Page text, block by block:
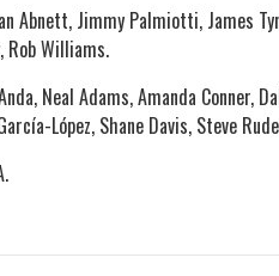
Abnett, Jimmy Palmiotti, James
Rob Williams.
Neal Adams, Amanda Conner,
López, Shane Davis, Steve